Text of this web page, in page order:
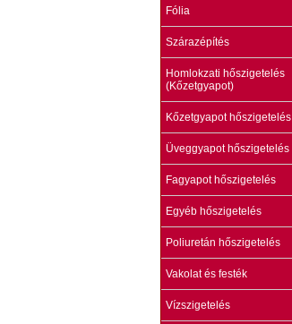
Fólia
Szárazépítés
Homlokzati hőszigetelés
(Kőzetgyapot)
Kőzetgyapot hőszigetelés
Üveggyapot hőszigetelés
Fagyapot hőszigetelés
Egyéb hőszigetelés
Poliuretán hőszigetelés
Vakolat és festék
Vízszigetelés